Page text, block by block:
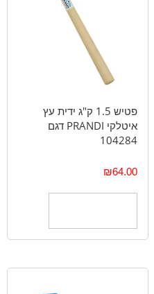
פטיש 1.5 ק"ג ידית עץ
איטלקי PRANDI דגם
104284
₪64.00